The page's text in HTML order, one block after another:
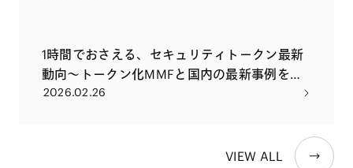
1時間でおさえる、セキュリティトークン最新
動向～トークン化MMFと国内の最新事例を交
えて～
2026.02.26
VIEW ALL